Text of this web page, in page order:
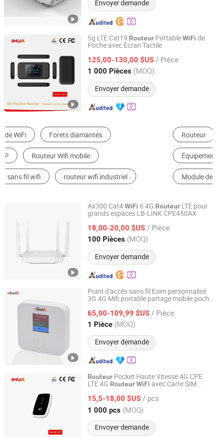
Envoyer demande
5g LTE Cat19 Routeur PortableWiFi de
Poche avec Écran Tactile
125,00-130,00 $US / Pièce
1 000 Pièces (MOQ)
Envoyer demande
Yihua Communication (Huizhou) Co., Ltd.
Guangdong, China Depuis 2025
Routeur Produits Wi-Fi
Équipement de Fibre Optique Modem
Module de Communication
Ax300 Cat4WiFi 6 4G Routeur LTE pour
grands espaces LB-LINK CPE450AX
18,00-20,00 $US / Pièce
100 Pièces (MOQ)
Envoyer demande
Shenzhen Bilian Electronic Limited
Guangdong, China Depuis 2023
Point d'accès sans fil Esim personnalisé
3G 4G Mifi portable partage mobile poche
65,00-109,99 $US / Pièce
1 Pièce (MOQ)
Envoyer demande
Shenzhen Newlotus Technology Ltd
Guangdong, China Depuis 2019
Routeur Pocket Haute Vitesse 4G CPE
LTE 4G RouteurWiFi avec Carte SIM
15,5-18,00 $US / pcs
1 000 pcs (MOQ)
Envoyer demande
Yihua Communication (Huizhou) Co., Ltd.
Guangdong, China Depuis 2025